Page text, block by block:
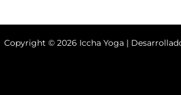
Copyright © 2026 Iccha Yoga |